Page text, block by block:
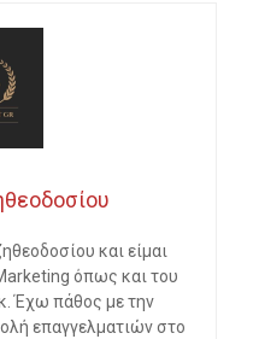
και είμαι
όπως και του
Έχω πάθος με την
επαγγελματιών στο